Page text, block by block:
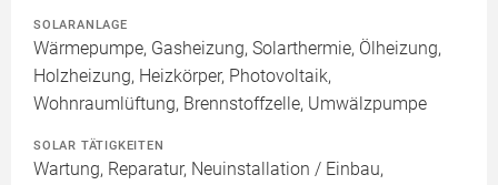
SOLARANLAGE
Wärmepumpe, Gasheizung, Solarthermie, Ölheizung,
Holzheizung, Heizkörper, Photovoltaik,
Wohnraumlüftung, Brennstoffzelle, Umwälzpumpe
SOLAR TÄTIGKEITEN
Wartung, Reparatur, Neuinstallation / Einbau,